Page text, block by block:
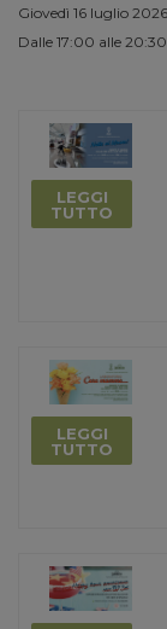
Giovedì 16 luglio 2026
Dalle 17:00 alle 20:30
LEGGI
TUTTO
LEGGI
TUTTO